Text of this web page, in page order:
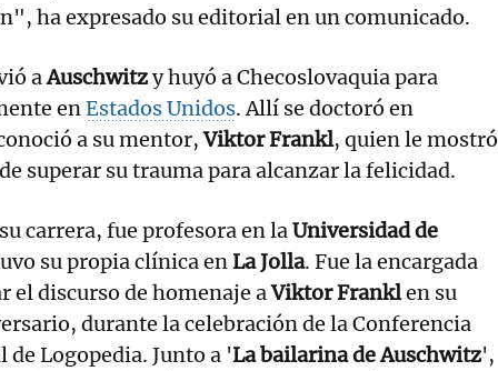
ha expresado su editorial en un comunicado.
aAuschwitzy huyó a Checoslovaquia para
enEstados Unidos. Allí se doctoró en
a su mentor,Viktor Frankl, quien le mostró
superar su trauma para alcanzar la felicidad.
carrera, fue profesora en laUniversidad de
su propia clínica enLa Jolla. Fue la encargada
el discurso de homenaje aViktor Franklen su
durante la celebración de la Conferencia
Logopedia. Junto a 'La bailarina de Auschwitz',